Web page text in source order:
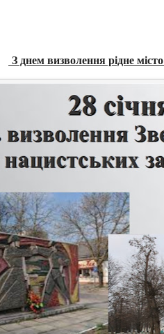
З днем визволення рідне